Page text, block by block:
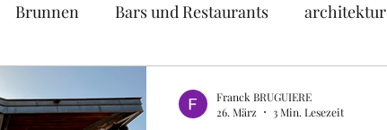
Brunnen Bars und Restaurants architektur
Franck BRUGUIERE
26. März
3 Min. Lesezeit